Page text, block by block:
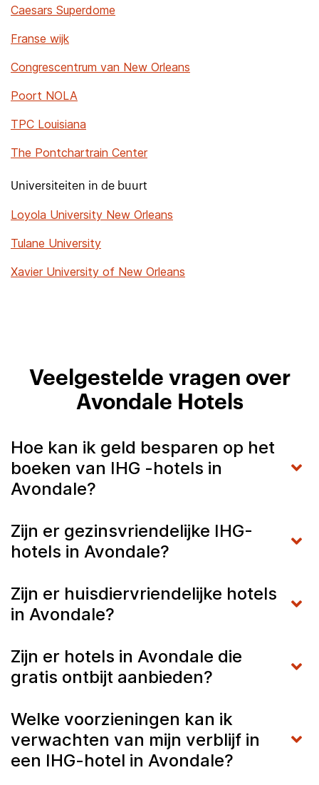
Caesars Superdome
Franse wijk
Congrescentrum van New Orleans
Poort NOLA
TPC Louisiana
The Pontchartrain Center
Universiteiten in de buurt
Loyola University New Orleans
Tulane University
Xavier University of New Orleans
Veelgestelde vragen over
Avondale Hotels
Hoe kan ik geld besparen op het
boeken van IHG -hotels in
Avondale?
Zijn er gezinsvriendelijke IHG-
hotels in Avondale?
Zijn er huisdiervriendelijke hotels
in Avondale?
Zijn er hotels in Avondale die
gratis ontbijt aanbieden?
Welke voorzieningen kan ik
verwachten van mijn verblijf in
een IHG-hotel in Avondale?